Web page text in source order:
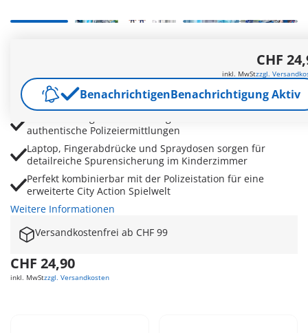
Verdächtigem und Gitterfenstern für spannende Krimi-
Schwenkbare Beweistafel und Dokumente helfen beim
Sammeln und Auswerten wichtiger Hinweise
authentische Polizeiermittlungen
Laptop, Fingerabdrücke und Spraydosen sorgen für
detailreiche Spurensicherung im Kinderzimmer
Perfekt kombinierbar mit der Polizeistation für eine
erweiterte City Action Spielwelt
Weitere Informationen
Versandkostenfrei ab CHF 99
CHF 24,90
inkl. MwStzzgl. Versandkosten
CHF
inkl. MwStzzgl.
BenachrichtigenBenachrichtigung Aktiv